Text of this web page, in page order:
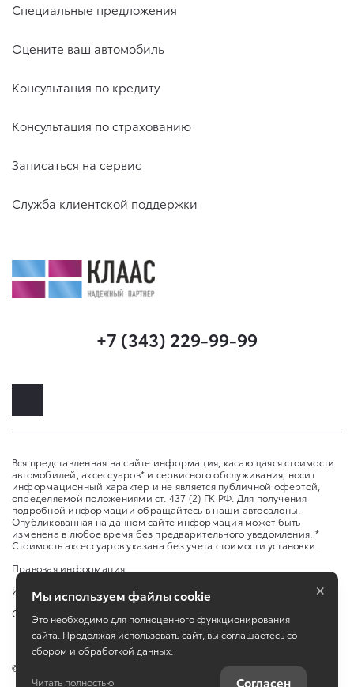
Специальные предложения
Оцените ваш автомобиль
Консультация по кредиту
Консультация по страхованию
Записаться на сервис
Служба клиентской поддержки
+7 (343) 229-99-99
Вся представленная на сайте информация, касающаяся стоимости
автомобилей, аксессуаров* и сервисного обслуживания, носит
информационный характер и не является публичной офертой,
определяемой положениями ст. 437 (2) ГК РФ. Для получения
подробной информации обращайтесь в наши автосалоны.
Опубликованная на данном сайте информация может быть
изменена в любое время без предварительного уведомления. *
Стоимость аксессуаров указана без учета стоимости установки.
Правовая информация
Изменить настройку cookies
Сбросить cookie
©
Мы используем файлы cookie
Это необходимо для полноценного функционирования
сайта. Продолжая использовать сайт, вы соглашаетесь со
сбором и обработкой данных.
Читать полностью Согласен
×